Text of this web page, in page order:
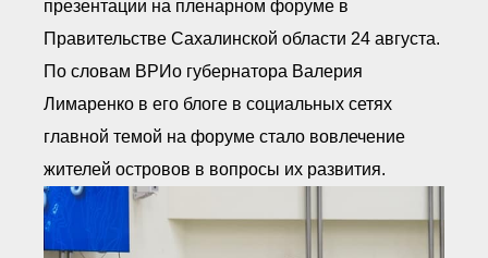
заказчиков
● Реестр членов
ООТСУО
имеющих строительные
Общественный контроль
презентации на пленарном форуме в
Правительстве Сахалинской области 24 августа.
По словам ВРИо губернатора Валерия
Лимаренко в его блоге в социальных сетях
главной темой на форуме стало вовлечение
жителей островов в вопросы их развития.